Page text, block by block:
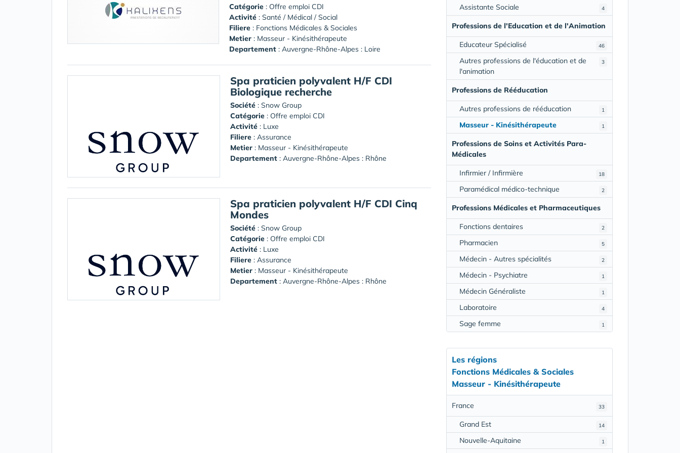
Catégorie : Offre emploi CDI
Activité : Santé / Médical / Social
Filiere : Fonctions Médicales & Sociales
Metier : Masseur - Kinésithérapeute
Departement : Auvergne-Rhône-Alpes : Loire
Spa praticien polyvalent H/F CDI
Biologique recherche
Société : Snow Group
Catégorie : Offre emploi CDI
Activité : Luxe
Filiere : Assurance
Metier : Masseur - Kinésithérapeute
Departement : Auvergne-Rhône-Alpes : Rhône
Spa praticien polyvalent H/F CDI Cinq
Mondes
Société : Snow Group
Catégorie : Offre emploi CDI
Activité : Luxe
Filiere : Assurance
Metier : Masseur - Kinésithérapeute
Departement : Auvergne-Rhône-Alpes : Rhône
4
Assistante Sociale
Professions de l'Education et de l'Animation
46
Educateur Spécialisé
3
Autres professions de l'éducation et de
l'animation
Professions de Rééducation
1
Autres professions de rééducation
1
Masseur - Kinésithérapeute
Professions de Soins et Activités Para-
Médicales
18
Infirmier / Infirmière
2
Paramédical médico-technique
Professions Médicales et Pharmaceutiques
2
Fonctions dentaires
5
Pharmacien
2
Médecin - Autres spécialités
1
Médecin - Psychiatre
1
Médecin Généraliste
4
Laboratoire
1
Sage femme
Les régions
Fonctions Médicales & Sociales
Masseur - Kinésithérapeute
33
France
14
Grand Est
1
Nouvelle-Aquitaine